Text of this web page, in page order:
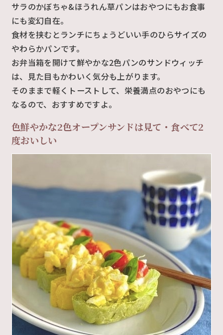
サラのかぼちゃ&ほうれん草パンはおやつにもお食事
にも変幻自在。
食材を挟むとランチにちょうどいい手のひらサイズの
やわらかパンです。
お弁当箱を開けて鮮やかな2色パンのサンドウィッチ
は、見た目もかわいく気分も上がります。
そのままで軽くトーストして、栄養満点のおやつにも
なるので、おすすめですよ。
色鮮やかな2色オープンサンドは見て・食べて2
度おいしい